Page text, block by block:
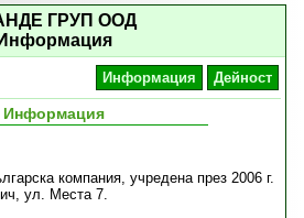
ГРУП ООД
Информация
Информация Дейност
Информация
компания, учредена през 2006 г.
ул. Места 7.